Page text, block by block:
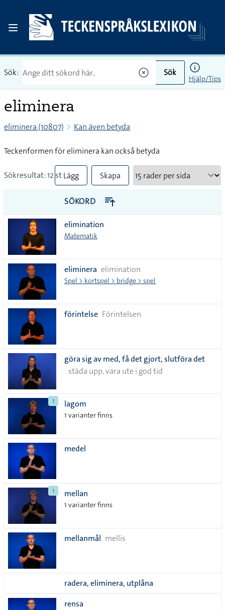
Sök: Sök
Hjälp/Tips
eliminera
eliminera (10807) Kan även betyda
Teckenformen för eliminera kan också betyda
Sökresultat: 12 stLägg
till
alla i
lista
Skapa
PDF
SÖKORD
elimination
Matematik
eliminera elimination
Spel > kortspel > bridge > spel
förintelse Förintelsen
göra sig av med, få det gjort, slutföra det
städa upp, vara ute i god tid
1 lagom
1 varianter finns
medel
1 mellan
1 varianter finns
mellanmål mellis
radera, eliminera, utplåna
rensa